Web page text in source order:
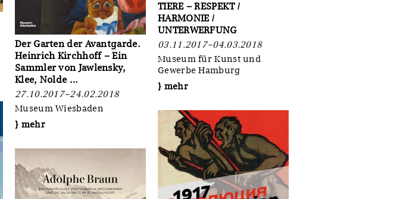
TIERE ‒ RESPEKT /
HARMONIE /
UNTERWERFUNG
03.11.2017–04.03.2018
Museum für Kunst und
Gewerbe Hamburg
} mehr
Der Garten der Avantgarde.
Heinrich Kirchhoff ‒ Ein
Sammler von Jawlensky,
Klee, Nolde …
27.10.2017–24.02.2018
Museum Wiesbaden
} mehr